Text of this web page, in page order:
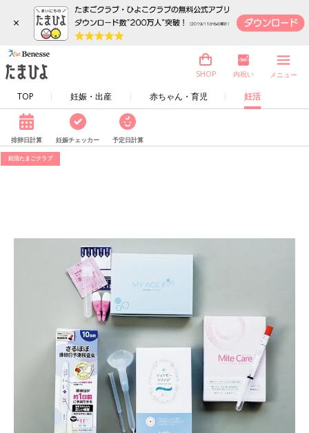
×
TOP 妊娠・出産 赤ちゃん・育児 妊活
SHOP 内祝い メニュー
排卵日計算 妊娠チェッカー 予定日計算
妊活たまごクラブ